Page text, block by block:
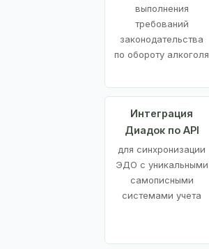
выполнения
требований
законодательства
по обороту алкоголя
Интеграция
Диадок по API
для синхронизации
ЭДО с уникальными
самописными
системами учета